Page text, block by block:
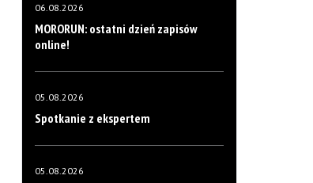
06.08.2026
MORORUN: ostatni dzień zapisów
online!
05.08.2026
Spotkanie z ekspertem
05.08.2026